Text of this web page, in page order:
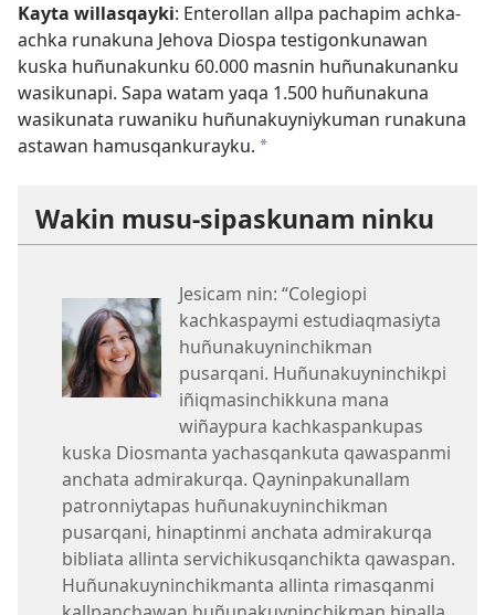
Kayta willasqayki: Enterollan allpa pachapim achka-
achka runakuna Jehova Diospa testigonkunawan
kuska huñunakunku 60.000 masnin huñunakunanku
wasikunapi. Sapa watam yaqa 1.500 huñunakuna
wasikunata ruwaniku huñunakuyniykuman runakuna
astawan hamusqankurayku. a
Wakin musu-sipaskunam ninku
Jesicam nin: “Colegiopi
kachkaspaymi estudiaqmasiyta
huñunakuyninchikman
pusarqani. Huñunakuyninchikpi
iñiqmasinchikkuna mana
wiñaypura kachkaspankupas
kuska Diosmanta yachasqankuta qawaspanmi
anchata admirakurqa. Qayninpakunallam
patronniytapas huñunakuyninchikman
pusarqani, hinaptinmi anchata admirakurqa
bibliata allinta servichikusqanchikta qawaspan.
Huñunakuyninchikmanta allinta rimasqanmi